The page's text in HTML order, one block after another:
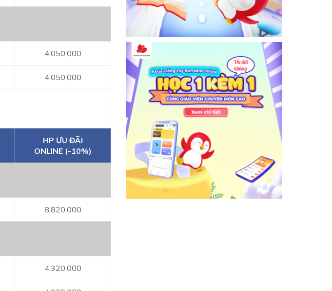
4,050,000
4,050,000
HP ƯU ĐÃI
ONLINE (-10%)
8,820,000
4,320,000